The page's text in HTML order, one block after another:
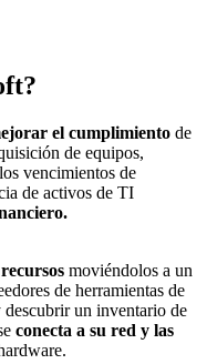
?
el cumplimiento de
de equipos,
vencimientos de
de activos de TI
moviéndolos a un
de herramientas de
descubrir un inventario de
conecta a su red y las